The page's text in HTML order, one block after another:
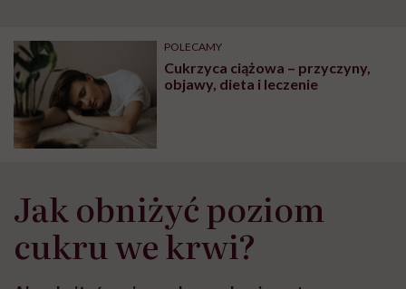
POLECAMY
Cukrzyca ciążowa – przyczyny,
objawy, dieta i leczenie
Jak obniżyć poziom
cukru we krwi?